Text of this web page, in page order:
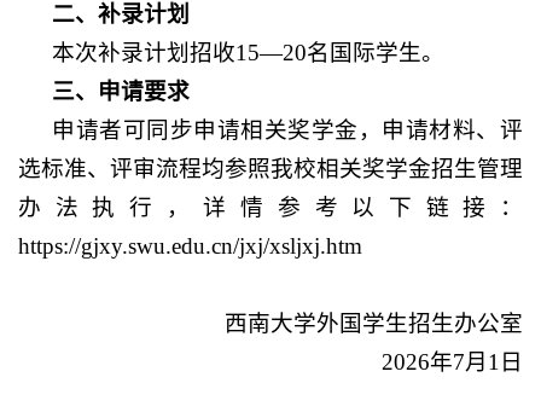
二、补录计划
本次补录计划招收15—20名国际学生。
三、申请要求
申请者可同步申请相关奖学金，申请材料、评
选标准、评审流程均参照我校相关奖学金招生管理
办法执行，详情参考以下链接：
https://gjxy.swu.edu.cn/jxj/xsljxj.htm
西南大学外国学生招生办公室
2026年7月1日